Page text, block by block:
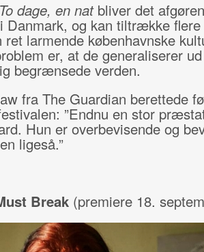
To dage, en natbliver det
Danmark, og kan tiltrække flere
larmende københavnske
er, at de generaliserer
begrænsede verden.
fra The Guardian berettede
”Endnu en stor
Hun er overbevisende og
ligeså.”
Break(premiere 18.